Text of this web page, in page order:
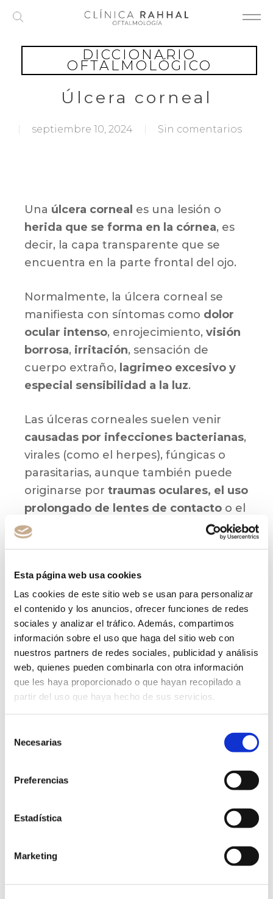
Esta página web usa cookies
Las cookies de este sitio web se usan para personalizar
el contenido y los anuncios, ofrecer funciones de redes
sociales y analizar el tráfico. Además, compartimos
información sobre el uso que haga del sitio web con
nuestros partners de redes sociales, publicidad y análisis
web, quienes pueden combinarla con otra información
que les haya proporcionado o que hayan recopilado a
partir del uso que haya hecho de sus servicios.
Necesarias
Preferencias
Estadística
Marketing
Skip
main
DICCIONARIO
OFTALMOLÓGICO
Úlcera corneal
septiembre 10, 2024 Sin comentarios
Una úlcera corneal es una lesión o
herida que se forma en la córnea, es
decir, la capa transparente que se
encuentra en la parte frontal del ojo.
Normalmente, la úlcera corneal se
manifiesta con síntomas como dolor
ocular intenso, enrojecimiento,visión
borrosa, irritación, sensación de
cuerpo extraño, lagrimeo excesivo y
especial sensibilidad a la luz.
Las úlceras corneales suelen venir
causadas por infecciones bacterianas,
virales (como el herpes), fúngicas o
parasitarias, aunque también puede
originarse portraumas oculares, el uso
prolongado de lentes de contacto o el
padecimiento de
enfermedades
Si no se trataa tiempo una úlcera
corneal,puede provocar cicatrices
permanentes en la córnea, afectando
seriamente la visión e, incluso,
causando unadisminución de la
agudeza visual. Así pues su
tratamiento varía según la causa
subyacente, por lo que puede
antifúngicos
puede requerir un trasplante